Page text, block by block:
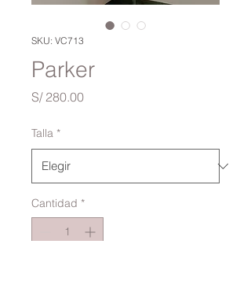
SKU: VC713
Parker
S/ 280.00Precio
Talla *
Cantidad *